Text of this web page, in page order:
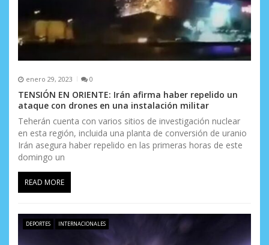
enero 29, 2023 0
TENSIÓN EN ORIENTE: Irán afirma haber repelido un
ataque con drones en una instalación militar
Teherán cuenta con varios sitios de investigación nuclear
en esta región, incluida una planta de conversión de uranio
Irán asegura haber repelido en las primeras horas de este
domingo un
READ MORE
DEPORTES INTERNACIONALES